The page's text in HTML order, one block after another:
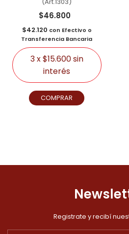
$46.800
$42.120 con Efectivo o
Transferencia Bancaria
3x$15.600sin
interés
COMPRAR
Registrate y recibí